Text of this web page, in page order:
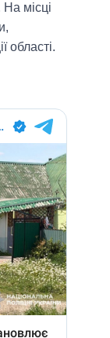
місці
області.